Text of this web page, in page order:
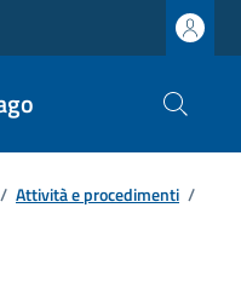
/ Attività e procedimenti /